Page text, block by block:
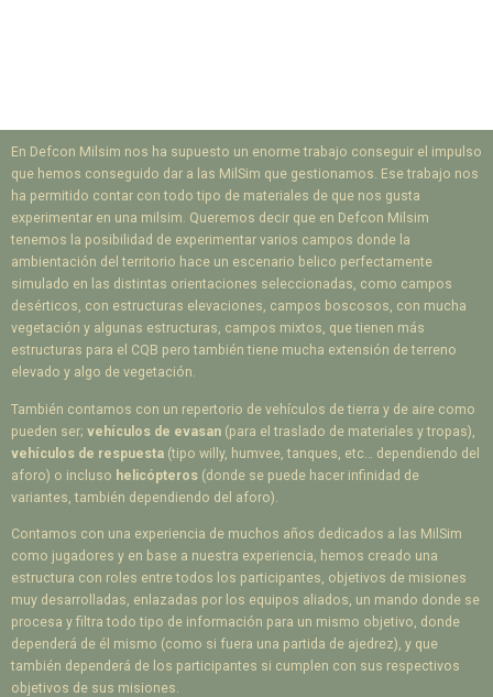
En Defcon Milsim nos ha supuesto un enorme trabajo conseguir el impulso
que hemos conseguido dar a las MilSim que gestionamos. Ese trabajo nos
ha permitido contar con todo tipo de materiales de que nos gusta
experimentar en una milsim. Queremos decir que en Defcon Milsim
tenemos la posibilidad de experimentar varios campos donde la
ambientación del territorio hace un escenario belico perfectamente
simulado en las distintas orientaciones seleccionadas, como campos
desérticos, con estructuras elevaciones, campos boscosos, con mucha
vegetación y algunas estructuras, campos mixtos, que tienen más
estructuras para el CQB pero también tiene mucha extensión de terreno
elevado y algo de vegetación.
También contamos con un repertorio de vehículos de tierra y de aire como
pueden ser; vehículos de evasan (para el traslado de materiales y tropas),
vehículos de respuesta (tipo willy, humvee, tanques, etc… dependiendo del
aforo) o incluso helicópteros (donde se puede hacer infinidad de
variantes, también dependiendo del aforo).
Contamos con una experiencia de muchos años dedicados a las MilSim
como jugadores y en base a nuestra experiencia, hemos creado una
estructura con roles entre todos los participantes, objetivos de misiones
muy desarrolladas, enlazadas por los equipos aliados, un mando donde se
procesa y filtra todo tipo de información para un mismo objetivo, donde
dependerá de él mismo (como si fuera una partida de ajedrez), y que
también dependerá de los participantes si cumplen con sus respectivos
objetivos de sus misiones.